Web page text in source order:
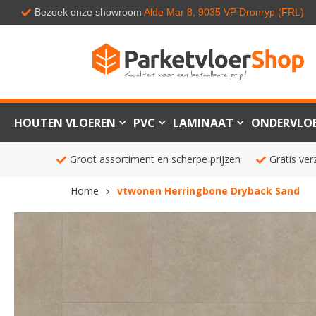
Bezoek onze showroom Alde Mar 8, 9035 VP Dronryp (FRL)
HOUTEN VLOEREN PVC LAMINAAT
Groot assortiment en scherpe prijzen Gratis
Home vtwonen Herringbone Dryback Sand